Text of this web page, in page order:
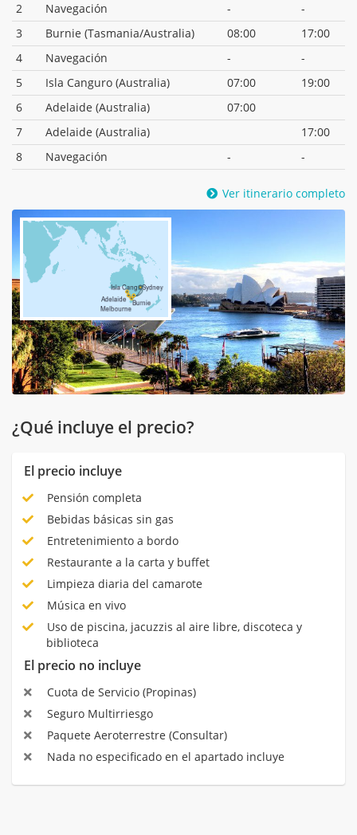
2 Navegación -
-
3
Burnie (Tasmania/Australia) 08:00
17:00
4
Navegación -
-
5
Isla Canguro (Australia) 07:00
19:00
6
Adelaide (Australia)
07:00
7
Adelaide (Australia)
17:00
8
Navegación - -
Ver itinerario completo
¿Qué incluye el precio?
El precio incluye
Pensión completa
Bebidas básicas sin gas
Entretenimiento a bordo
Restaurante a la carta y buffet
Limpieza diaria del camarote
Música en vivo
Uso de piscina, jacuzzis al aire libre, discoteca y
biblioteca
El precio no incluye
Cuota de Servicio (Propinas)
Seguro Multirriesgo
Paquete Aeroterrestre (Consultar)
Nada no especificado en el apartado incluye